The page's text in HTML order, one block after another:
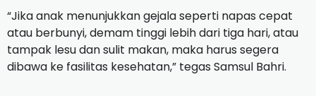
“Jika anak menunjukkan gejala seperti napas cepat
atau berbunyi, demam tinggi lebih dari tiga hari, atau
tampak lesu dan sulit makan, maka harus segera
dibawa ke fasilitas kesehatan,” tegas Samsul Bahri.